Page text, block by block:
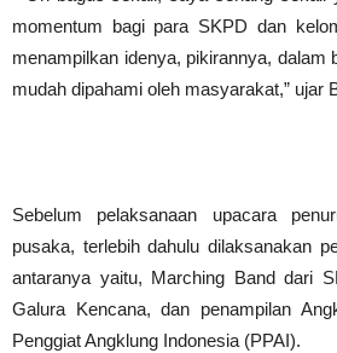
momentum bagi para SKPD dan
menampilkan idenya, pikirannya, dalam
mudah dipahami oleh masyarakat,” ujar
‎Sebelum pelaksanaan upacara
pusaka, terlebih dahulu dilaksanakan
antaranya yaitu, Marching Band dari
Galura Kencana, dan penampilan
Penggiat Angklung Indonesia (PPAI).